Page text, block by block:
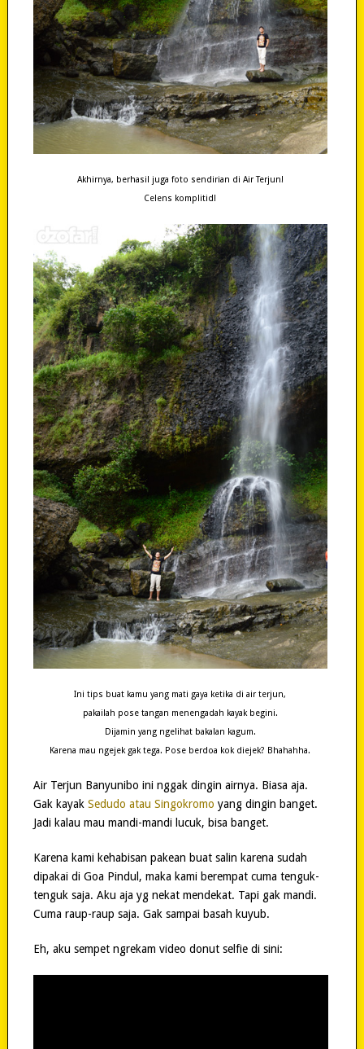
Akhirnya, berhasil juga foto sendirian di Air Terjun!
Celens komplitid!
Ini tips buat kamu yang mati gaya ketika di air terjun,
pakailah pose tangan menengadah kayak begini.
Dijamin yang ngelihat bakalan kagum.
Karena mau ngejek gak tega. Pose berdoa kok diejek? Bhahahha.
Air Terjun Banyunibo ini nggak dingin airnya. Biasa aja.
Gak kayak Sedudo atau Singokromo yang dingin banget.
Jadi kalau mau mandi-mandi lucuk, bisa banget.
Karena kami kehabisan pakean buat salin karena sudah
dipakai di Goa Pindul, maka kami berempat cuma tenguk-
tenguk saja. Aku aja yg nekat mendekat. Tapi gak mandi.
Cuma raup-raup saja. Gak sampai basah kuyub.
Eh, aku sempet ngrekam video donut selfie di sini: